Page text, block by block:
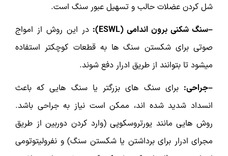
شل کردن عضلات حالب و تسهیل عبور سنگ است.
–سنگ شکنی برون اندامی (ESWL
): در این روش از امواج
صوتی برای شکستن سنگ ها به قطعات کوچکتر استفاده
میشود تا بتوانند از طریق ادرار دفع شوند.
–جراحی: برای سنگ های بزرگتر یا سنگ هایی که باعث
انسداد شدید شده اند، ممکن است نیاز به جراحی باشد.
روش هایی مانند یورتروسکوپی (وارد کردن دوربین از طریق
مجرای ادرار برای برداشتن یا شکستن سنگ) و نفرولیتوتومی